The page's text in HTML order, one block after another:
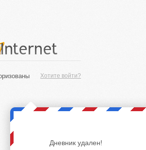
Хотите войти?
Дневник удален!